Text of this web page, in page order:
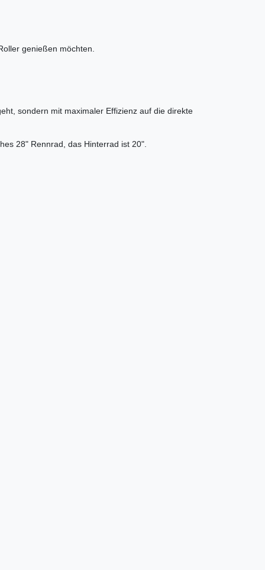
genießen möchten.
sondern mit maximaler Effizienz auf die direkte
28" Rennrad, das Hinterrad ist 20".